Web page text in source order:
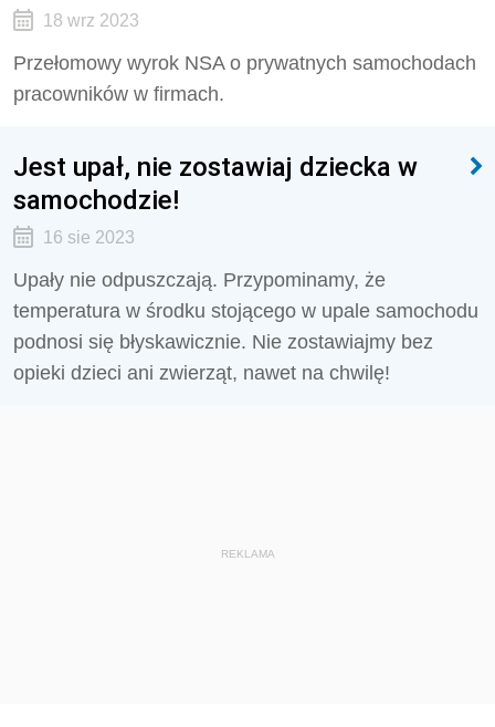
18 wrz 2023
Przełomowy wyrok NSA o prywatnych samochodach
pracowników w firmach.
Jest upał, nie zostawiaj dziecka w
samochodzie!
16 sie 2023
Upały nie odpuszczają. Przypominamy, że
temperatura w środku stojącego w upale samochodu
podnosi się błyskawicznie. Nie zostawiajmy bez
opieki dzieci ani zwierząt, nawet na chwilę!
REKLAMA